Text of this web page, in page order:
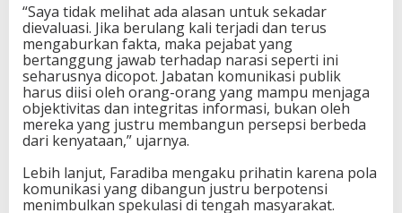
“Saya tidak melihat ada alasan untuk sekadar
dievaluasi. Jika berulang kali terjadi dan terus
mengaburkan fakta, maka pejabat yang
bertanggung jawab terhadap narasi seperti ini
seharusnya dicopot. Jabatan komunikasi publik
harus diisi oleh orang-orang yang mampu menjaga
objektivitas dan integritas informasi, bukan oleh
mereka yang justru membangun persepsi berbeda
dari kenyataan,” ujarnya.
Lebih lanjut, Faradiba mengaku prihatin karena pola
komunikasi yang dibangun justru berpotensi
menimbulkan spekulasi di tengah masyarakat.